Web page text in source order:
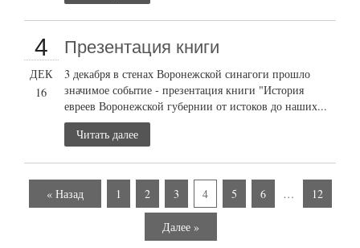
4
ДЕК
16
Презентация книги
3 декабря в стенах Воронежской синагоги прошло
значимое событие - презентация книги "История
евреев Воронежской губернии от истоков до наших...
Читать далее
« Назад 1 2 3 4 5 6 … 12
Далее »